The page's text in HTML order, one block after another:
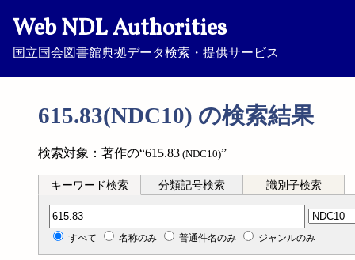
Web NDL Authorities
国立国会図書館典拠データ検索・提供サービス
615.83(NDC10) の検索結果
検索対象：著作の“615.83 (NDC10)”
キーワード検索 分類記号検索 識別子検索
分類記号検索
すべて 名称のみ 普通件名のみ ジャンルのみ